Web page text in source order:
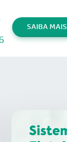
SAIBA MAIS